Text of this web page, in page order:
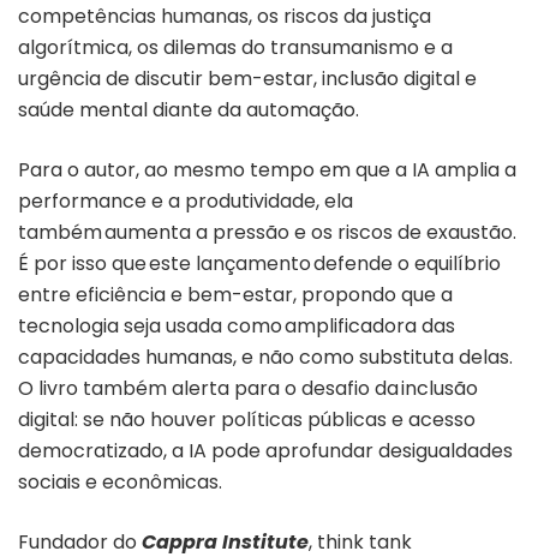
competências humanas, os riscos da justiça
algorítmica, os dilemas do transumanismo e a
urgência de discutir bem-estar, inclusão digital e
saúde mental diante da automação.
Para o autor, ao mesmo tempo em que a IA amplia a
performance e a produtividade, ela
também aumenta a pressão e os riscos de exaustão.
É por isso que este lançamento defende o equilíbrio
entre eficiência e bem-estar, propondo que a
tecnologia seja usada como amplificadora das
capacidades humanas, e não como substituta delas.
O livro também alerta para o desafio da inclusão
digital: se não houver políticas públicas e acesso
democratizado, a IA pode aprofundar desigualdades
sociais e econômicas.
Fundador do Cappra Institute, think tank